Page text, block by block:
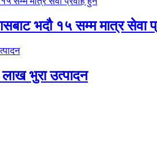
भदौ १५ सम्म मात्र सेवा
लाख भुरा उत्पादन